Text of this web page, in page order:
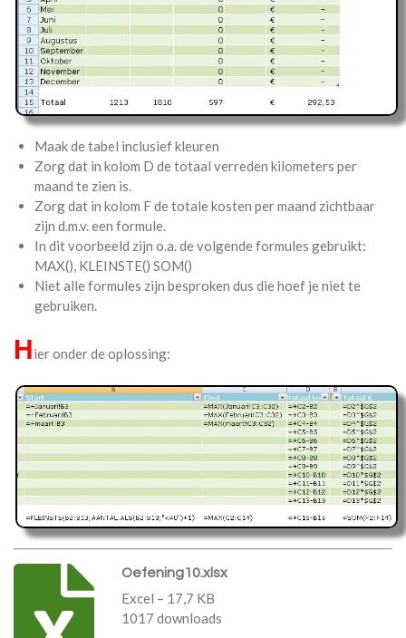
Maak de tabel inclusief kleuren
Zorg dat in kolom D de totaal verreden kilometers per
maand te zien is.
Zorg dat in kolom F de totale kosten per maand zichtbaar
zijn d.m.v. een formule.
In dit voorbeeld zijn o.a. de volgende formules gebruikt:
MAX(), KLEINSTE() SOM()
Niet alle formules zijn besproken dus die hoef je niet te
gebruiken.
Hier onder de oplossing:
Oefening10.xlsx
Excel – 17,7 KB
1017 downloads